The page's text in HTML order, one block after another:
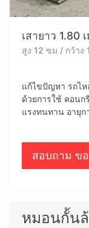
เสายาว 1.80
สูง 12 ซม / กว้าง
แก้ไขปัญหา รถไ
ด้วยการใช้ คอนก
แรงทนทาน อายุ
สอบถาม ข
หมอนกั้น